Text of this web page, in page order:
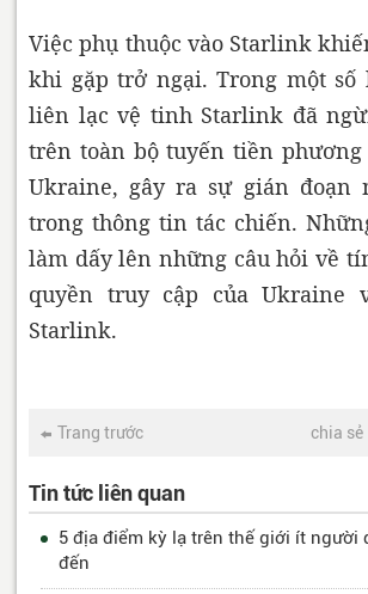
Việc phụ thuộc vào Starlink
khi gặp trở ngại. Trong một số
liên lạc vệ tinh Starlink đã
trên toàn bộ tuyến tiền
Ukraine, gây ra sự gián đoạn
trong thông tin tác chiến.
làm dấy lên những câu hỏi về
quyền truy cập của Ukraine
Starlink.
Trang trước chia sẻ
Tin tức liên quan
5 địa điểm kỳ lạ trên thế giới ít người
đến